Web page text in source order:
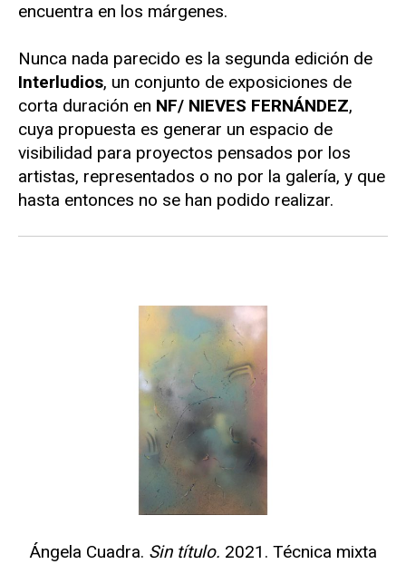
encuentra en los márgenes.
Nunca nada parecido es la segunda edición de
Interludios, un conjunto de exposiciones de
corta duración en NF/ NIEVES FERNÁNDEZ,
cuya propuesta es generar un espacio de
visibilidad para proyectos pensados por los
artistas, representados o no por la galería, y que
hasta entonces no se han podido realizar.
Ángela Cuadra. Sin título. 2021. Técnica mixta